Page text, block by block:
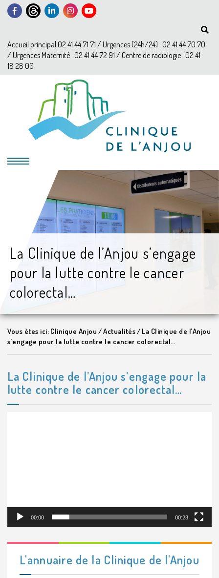
Accueil principal 02 41 44 71 71 / Urgences (24h/24) : 02 41 44 70 70
/ Urgences Maternité : 02 41 44 72 91 / Centre de radiologie : 02 41
18 28 00
La Clinique de l’Anjou s’engage
pour la lutte contre le cancer
colorectal…
Vous ètes ici: Clinique Anjou /Actualités/ La Clinique de l’Anjou
s’engage pour la lutte contre le cancer colorectal…
La Clinique de l’Anjou s’engage pour la
lutte contre le cancer colorectal…
00:00 00:23
L'annuaire de la Clinique de l'Anjou